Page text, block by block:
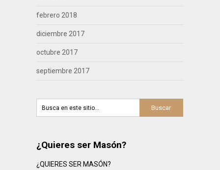
febrero 2018
diciembre 2017
octubre 2017
septiembre 2017
¿Quieres ser Masón?
¿QUIERES SER MASÓN?